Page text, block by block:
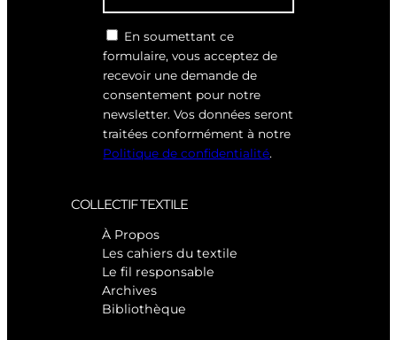
En soumettant ce
formulaire, vous acceptez de
recevoir une demande de
consentement pour notre
newsletter. Vos données seront
traitées conformément à notre
Politique de confidentialité.
COLLECTIF TEXTILE
À Propos
Les cahiers du textile
Le fil responsable
Archives
Bibliothèque